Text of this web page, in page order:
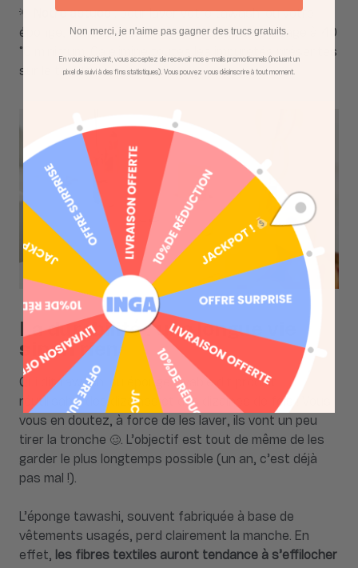
💡 Notre astuce :pour laver votre tawashi ou votre
éponge, pensez à lancer un programme de lavage à 40
°C minimum. Ça élimine toutes les impuretés présentes
sur le textile.
La durabilité : une longue vie
sinon rien
Qui dit tawashi ou éponge lavable dit produit
réutilisable des dizaines et des dizaines de fois ! Vous
vous en doutez, à force de les laver, ils vont un peu
tirer la tronche 🥴. L’objectif est tout de même de les
garder le plus longtemps possible (un an, c’est déjà
pas mal !).
L’éponge tawashi, souvent fabriquée à base de
vêtements usagés, perd clairement la manche. En
effet, les fibres textiles auront tendance à s’effilocher
Non merci, je n'aime pas gagner des trucs gratuits.
En vous inscrivant, vous acceptez de recevoir nos e-mails promotionnels (incluant un
pixel de suivi à des fins statistiques). Vous pouvez vous désinscrire à tout moment.